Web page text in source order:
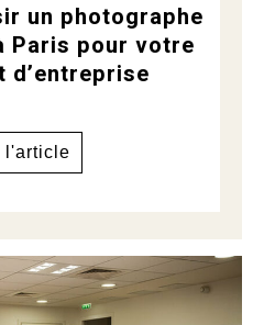
un photographe
Paris pour votre
d’entreprise
l'article